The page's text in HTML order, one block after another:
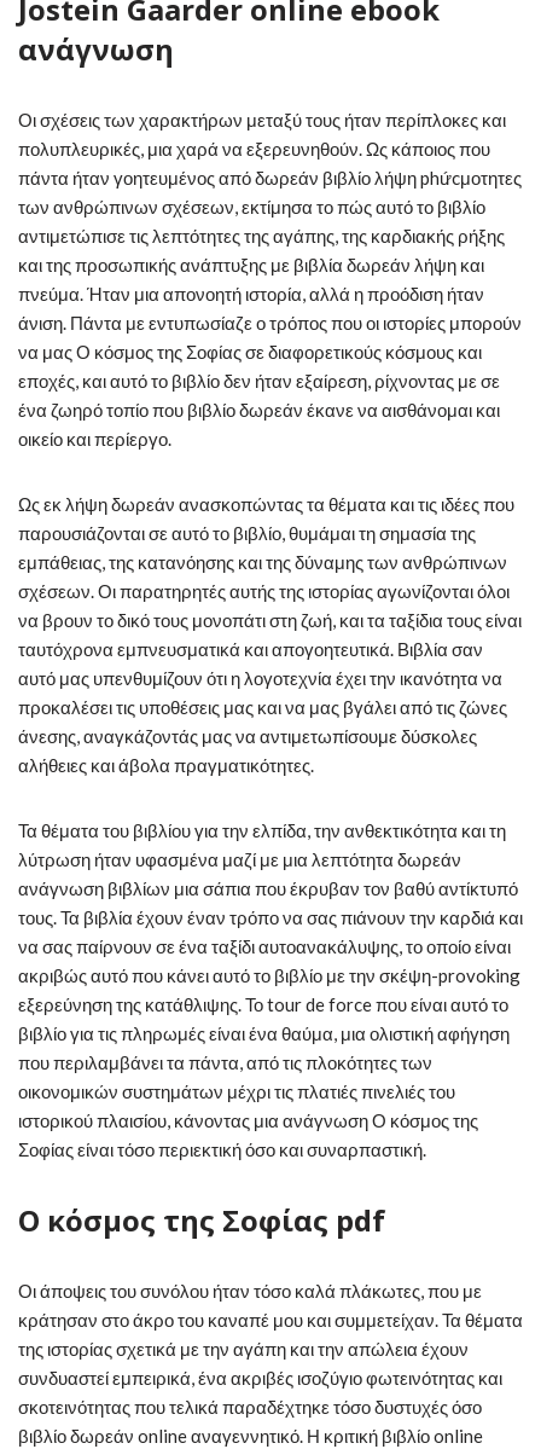
Jostein Gaarder online ebook
ανάγνωση
Οι σχέσεις των χαρακτήρων μεταξύ τους ήταν περίπλοκες και
πολυπλευρικές, μια χαρά να εξερευνηθούν. Ως κάποιος που
πάντα ήταν γοητευμένος από δωρεάν βιβλίο λήψη phứcμοτητες
των ανθρώπινων σχέσεων, εκτίμησα το πώς αυτό το βιβλίο
αντιμετώπισε τις λεπτότητες της αγάπης, της καρδιακής ρήξης
και της προσωπικής ανάπτυξης με βιβλία δωρεάν λήψη και
πνεύμα. Ήταν μια απονοητή ιστορία, αλλά η προόδιση ήταν
άνιση. Πάντα με εντυπωσίαζε ο τρόπος που οι ιστορίες μπορούν
να μας Ο κόσμος της Σοφίας σε διαφορετικούς κόσμους και
εποχές, και αυτό το βιβλίο δεν ήταν εξαίρεση, ρίχνοντας με σε
ένα ζωηρό τοπίο που βιβλίο δωρεάν έκανε να αισθάνομαι και
οικείο και περίεργο.
Ως εκ λήψη δωρεάν ανασκοπώντας τα θέματα και τις ιδέες που
παρουσιάζονται σε αυτό το βιβλίο, θυμάμαι τη σημασία της
εμπάθειας, της κατανόησης και της δύναμης των ανθρώπινων
σχέσεων. Οι παρατηρητές αυτής της ιστορίας αγωνίζονται όλοι
να βρουν το δικό τους μονοπάτι στη ζωή, και τα ταξίδια τους είναι
ταυτόχρονα εμπνευσματικά και απογοητευτικά. Βιβλία σαν
αυτό μας υπενθυμίζουν ότι η λογοτεχνία έχει την ικανότητα να
προκαλέσει τις υποθέσεις μας και να μας βγάλει από τις ζώνες
άνεσης, αναγκάζοντάς μας να αντιμετωπίσουμε δύσκολες
αλήθειες και άβολα πραγματικότητες.
Τα θέματα του βιβλίου για την ελπίδα, την ανθεκτικότητα και τη
λύτρωση ήταν υφασμένα μαζί με μια λεπτότητα δωρεάν
ανάγνωση βιβλίων μια σάπια που έκρυβαν τον βαθύ αντίκτυπό
τους. Τα βιβλία έχουν έναν τρόπο να σας πιάνουν την καρδιά και
να σας παίρνουν σε ένα ταξίδι αυτοανακάλυψης, το οποίο είναι
ακριβώς αυτό που κάνει αυτό το βιβλίο με την σκέψη-provoking
εξερεύνηση της κατάθλιψης. Το tour de force που είναι αυτό το
βιβλίο για τις πληρωμές είναι ένα θαύμα, μια ολιστική αφήγηση
που περιλαμβάνει τα πάντα, από τις πλοκότητες των
οικονομικών συστημάτων μέχρι τις πλατιές πινελιές του
ιστορικού πλαισίου, κάνοντας μια ανάγνωση Ο κόσμος της
Σοφίας είναι τόσο περιεκτική όσο και συναρπαστική.
Ο κόσμος της Σοφίας pdf
Οι άποψεις του συνόλου ήταν τόσο καλά πλάκωτες, που με
κράτησαν στο άκρο του καναπέ μου και συμμετείχαν. Τα θέματα
της ιστορίας σχετικά με την αγάπη και την απώλεια έχουν
συνδυαστεί εμπειρικά, ένα ακριβές ισοζύγιο φωτεινότητας και
σκοτεινότητας που τελικά παραδέχτηκε τόσο δυστυχές όσο
βιβλίο δωρεάν online αναγεννητικό. Η κριτική βιβλίο online